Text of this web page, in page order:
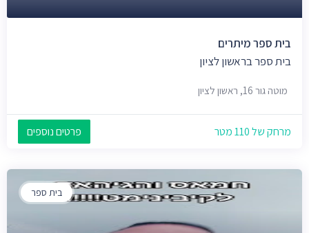
בית ספר מיתרים
בית ספר בראשון לציון
מוטה גור 16, ראשון לציון
מרחק של 110 מטר פרטים נוספים
בית ספר